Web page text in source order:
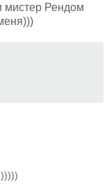
мистер Рендом